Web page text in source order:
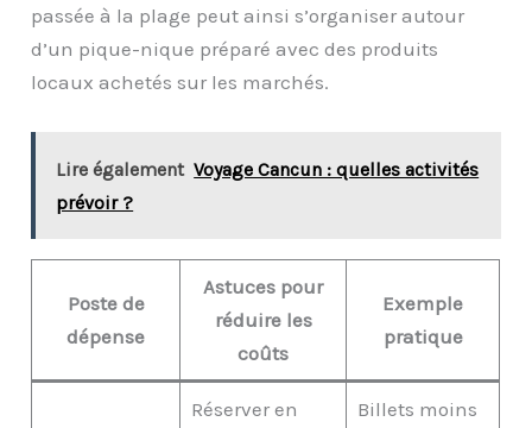
passée à la plage peut ainsi s’organiser autour
d’un pique-nique préparé avec des produits
locaux achetés sur les marchés.
Lire également Voyage Cancun : quelles activités
prévoir ?
Poste de
dépense
Astuces pour
réduire les
coûts
Exemple
pratique
Réserver en
Billets moins